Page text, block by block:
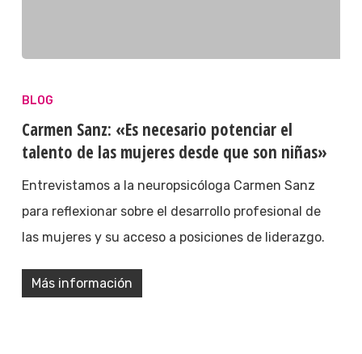
BLOG
Carmen Sanz: «Es necesario potenciar el
talento de las mujeres desde que son niñas»
Entrevistamos a la neuropsicóloga Carmen Sanz
para reflexionar sobre el desarrollo profesional de
las mujeres y su acceso a posiciones de liderazgo.
Más información